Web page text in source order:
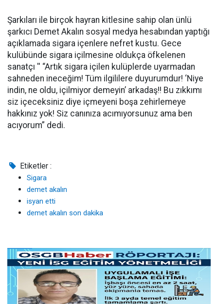
Şarkıları ile birçok hayran kitlesine sahip olan ünlü
şarkıcı Demet Akalın sosyal medya hesabından yaptığı
açıklamada sigara içenlere nefret kustu. Gece
kulübünde sigara içilmesine oldukça öfkelenen
sanatçı '' “Artık sigara içilen kulüplerde uyarmadan
sahneden ineceğim! Tüm ilgililere duyurumdur! ‘Niye
indin, ne oldu, içilmiyor demeyin’ arkadaş!! Bu zıkkımı
siz içeceksiniz diye içmeyeni boşa zehirlemeye
hakkınız yok! Siz canınıza acımıyorsunuz ama ben
acıyorum” dedi.
Etiketler :
Sigara
demet akalın
isyan etti
demet akalın son dakika